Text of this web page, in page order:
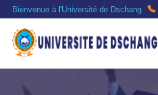
Bienvenue à l'Université de Dschang